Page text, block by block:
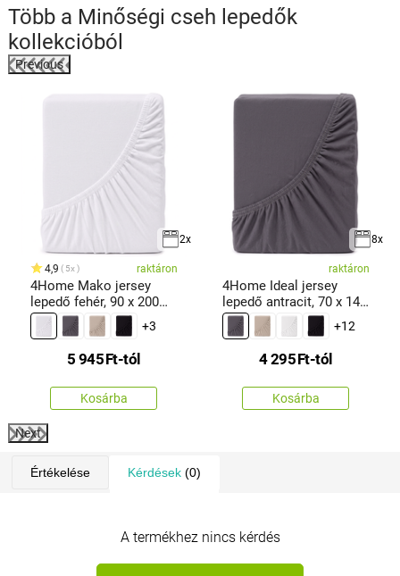
Több a Minőségi cseh lepedők
kollekcióból
Previous
2x
4,9 5x raktáron
4Home Mako jersey
lepedő fehér, 90 x 200
cm
+3
5 945Ft-tól
Kosárba
8x
raktáron
4Home Ideal jersey
lepedő antracit, 70 x 140
cm
+12
4 295Ft-tól
Kosárba
Next
Értékelése Kérdések(0)
A termékhez nincs kérdés